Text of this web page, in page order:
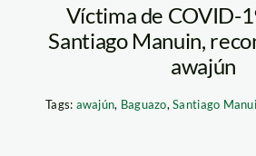
Víctima de COVID-
Santiago Manuin,
awajún
Tags: awajún, Baguazo,Santiago